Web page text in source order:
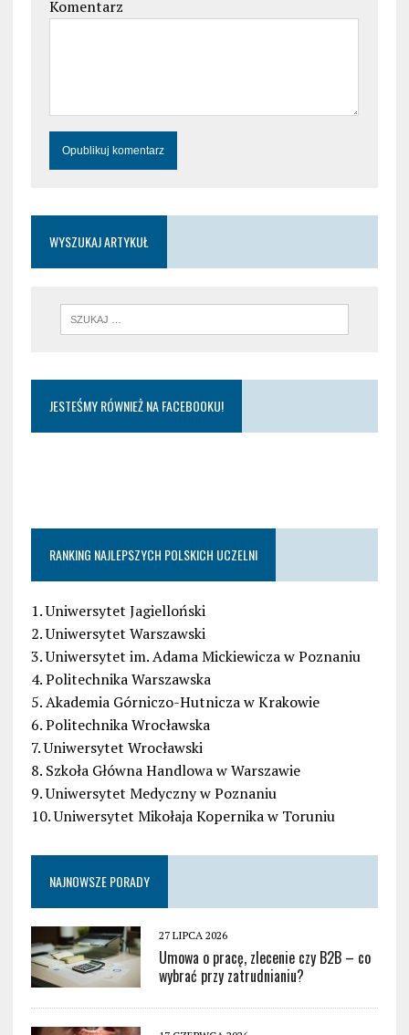
Komentarz
WYSZUKAJ ARTYKUŁ
JESTEŚMY RÓWNIEŻ NA FACEBOOKU!
RANKING NAJLEPSZYCH POLSKICH UCZELNI
1. Uniwersytet Jagielloński
2. Uniwersytet Warszawski
3. Uniwersytet im. Adama Mickiewicza w Poznaniu
4. Politechnika Warszawska
5. Akademia Górniczo-Hutnicza w Krakowie
6. Politechnika Wrocławska
7. Uniwersytet Wrocławski
8. Szkoła Główna Handlowa w Warszawie
9. Uniwersytet Medyczny w Poznaniu
10. Uniwersytet Mikołaja Kopernika w Toruniu
NAJNOWSZE PORADY
27 LIPCA 2026
Umowa o pracę, zlecenie czy B2B – co
wybrać przy zatrudnianiu?